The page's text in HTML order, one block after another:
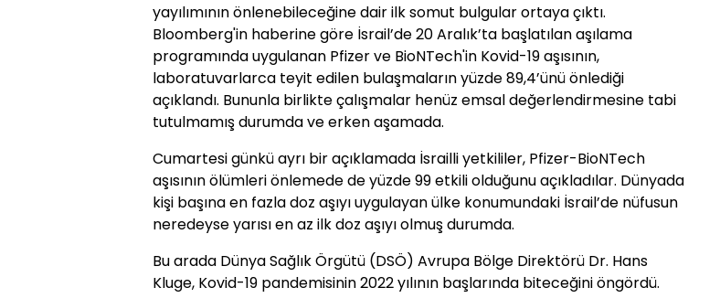
yayılımının önlenebileceğine dair ilk somut bulgular ortaya çıktı.
Bloomberg'in haberine göre İsrail’de 20 Aralık’ta başlatılan aşılama
programında uygulanan Pfizer ve BioNTech'in Kovid-19 aşısının,
laboratuvarlarca teyit edilen bulaşmaların yüzde 89,4’ünü önlediği
açıklandı. Bununla birlikte çalışmalar henüz emsal değerlendirmesine tabi
tutulmamış durumda ve erken aşamada.
Cumartesi günkü ayrı bir açıklamada İsrailli yetkililer, Pfizer-BioNTech
aşısının ölümleri önlemede de yüzde 99 etkili olduğunu açıkladılar. Dünyada
kişi başına en fazla doz aşıyı uygulayan ülke konumundaki İsrail’de nüfusun
neredeyse yarısı en az ilk doz aşıyı olmuş durumda.
Bu arada Dünya Sağlık Örgütü (DSÖ) Avrupa Bölge Direktörü Dr. Hans
Kluge, Kovid-19 pandemisinin 2022 yılının başlarında biteceğini öngördü.